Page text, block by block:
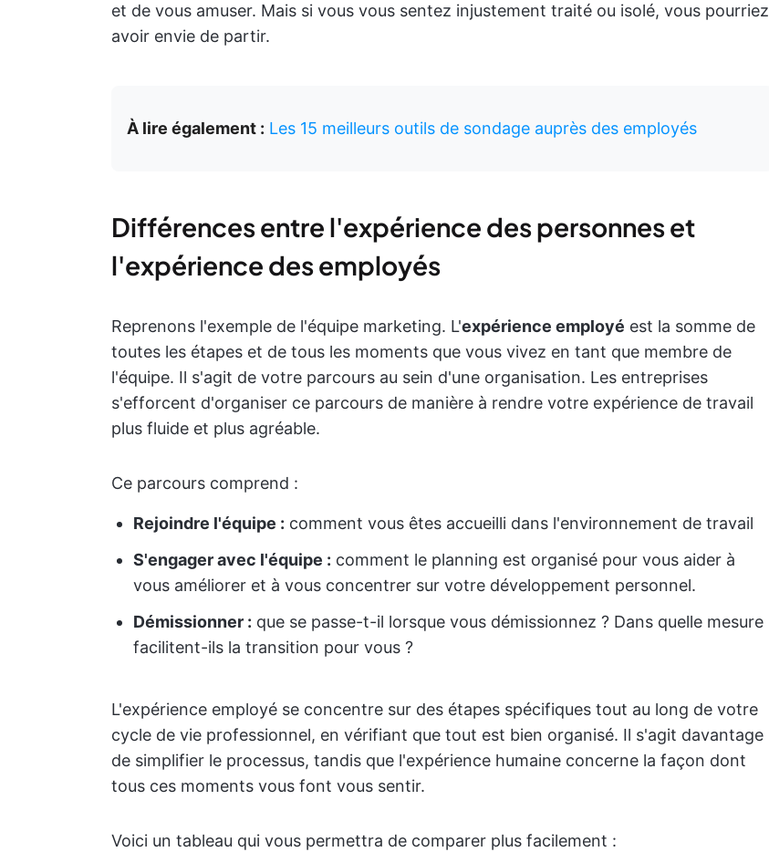
et de vous amuser. Mais si vous vous sentez injustement traité ou isolé, vous pourriez
avoir envie de partir.
À lire également : Les 15 meilleurs outils de sondage auprès des employés
Différences entre l'expérience des personnes et
l'expérience des employés
Reprenons l'exemple de l'équipe marketing. L'expérience employé est la somme de
toutes les étapes et de tous les moments que vous vivez en tant que membre de
l'équipe. Il s'agit de votre parcours au sein d'une organisation. Les entreprises
s'efforcent d'organiser ce parcours de manière à rendre votre expérience de travail
plus fluide et plus agréable.
Ce parcours comprend :
Rejoindre l'équipe : comment vous êtes accueilli dans l'environnement de travail
S'engager avec l'équipe : comment le planning est organisé pour vous aider à
vous améliorer et à vous concentrer sur votre développement personnel.
Démissionner : que se passe-t-il lorsque vous démissionnez ? Dans quelle mesure
facilitent-ils la transition pour vous ?
L'expérience employé se concentre sur des étapes spécifiques tout au long de votre
cycle de vie professionnel, en vérifiant que tout est bien organisé. Il s'agit davantage
de simplifier le processus, tandis que l'expérience humaine concerne la façon dont
tous ces moments vous font vous sentir.
Voici un tableau qui vous permettra de comparer plus facilement :